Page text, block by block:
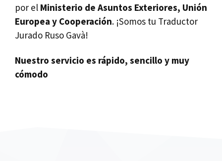
por el Ministerio de Asuntos Exteriores, Unión
Europea y Cooperación. ¡Somos tu Traductor
Jurado Ruso Gavà!
Nuestro servicio es rápido, sencillo y muy
cómodo